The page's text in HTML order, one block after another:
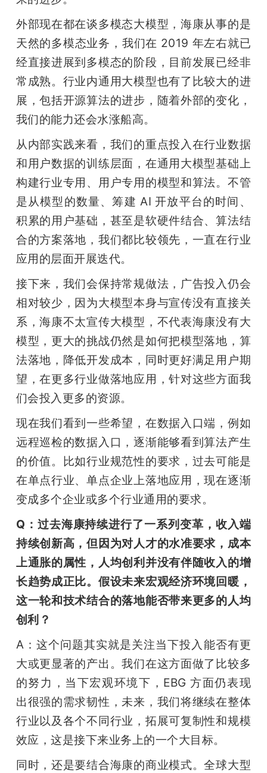
外部现在都在谈多模态大模型，海康从事的是
天然的多模态业务，我们在 2019 年左右就已
经直接进展到多模态的阶段，目前发展已经非
常成熟。行业内通用大模型也有了比较大的进
展，包括开源算法的进步，随着外部的变化，
我们的能力还会水涨船高。
从内部实践来看，我们的重点投入在行业数据
和用户数据的训练层面，在通用大模型基础上
构建行业专用、用户专用的模型和算法。不管
是从模型的数量、筹建 AI 开放平台的时间、
积累的用户基础，甚至是软硬件结合、算法结
合的方案落地，我们都比较领先，一直在行业
应用的层面开展迭代。
接下来，我们会保持常规做法，广告投入仍会
相对较少，因为大模型本身与宣传没有直接关
系，海康不太宣传大模型，不代表海康没有大
模型，更大的挑战仍然是如何把模型落地，算
法落地，降低开发成本，同时更好满足用户期
望，在更多行业做落地应用，针对这些方面我
们会投入更多的资源。
现在我们看到一些希望，在数据入口端，例如
远程巡检的数据入口，逐渐能够看到算法产生
的价值。比如行业规范性的要求，过去可能是
在单点行业、单点企业上落地应用，现在逐渐
变成多个企业或多个行业通用的要求。
Q：过去海康持续进行了一系列变革，收入端
持续创新高，但因为对人才的水准要求，成本
上通胀的属性，人均创利并没有伴随收入的增
长趋势成正比。假设未来宏观经济环境回暖，
这一轮和技术结合的落地能否带来更多的人均
创利？
A：这个问题其实就是关注当下投入能否有更
大或更显著的产出。我们在这方面做了比较多
的努力，当下宏观环境下，EBG 方面仍表现
出很强的需求韧性，未来，我们将继续在整体
行业以及各个不同行业，拓展可复制性和规模
效应，这是接下来业务上的一个大目标。
同时，还是要结合海康的商业模式。全球大型